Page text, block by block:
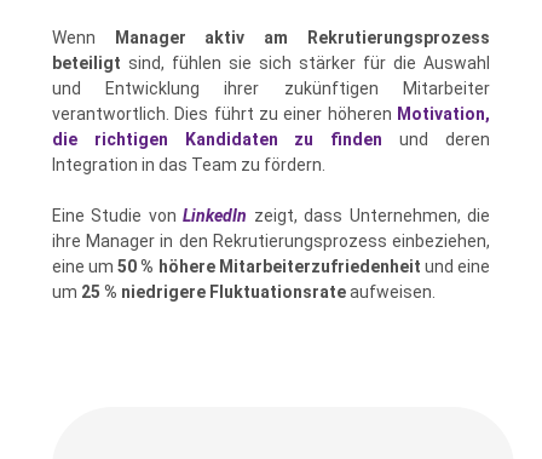
Wenn
Manager aktiv am Rekrutierungsprozess
beteiligt sind, fühlen sie sich stärker für die Auswahl
und Entwicklung ihrer zukünftigen Mitarbeiter
verantwortlich. Dies führt zu einer höheren Motivation,
die richtigen Kandidaten zu finden und deren
Integration in das Team zu fördern.
Eine Studie vonLinkedIn zeigt, dass Unternehmen, die
ihre Manager in den Rekrutierungsprozess einbeziehen,
eine um50 % höhere Mitarbeiterzufriedenheit und eine
um 25 % niedrigere Fluktuationsrateaufweisen.